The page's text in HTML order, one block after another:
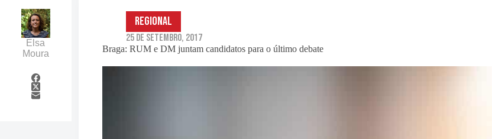
Braga: RUM e DM juntam candidatos para o último debate
Regional
25 de Setembro, 2017
Elsa
Moura